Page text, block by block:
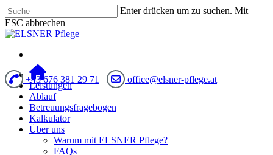
Enter drücken um zu suchen. Mit
ESC abbrechen
+43 676 381 29 71 office@elsner-pflege.at
Leistungen
Ablauf
Betreuungsfragebogen
Kalkulator
Über uns
Warum mit ELSNER Pflege?
FAQs